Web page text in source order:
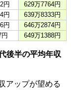
円
629万7764円
円
639万8333円
円
646万2874円
649万1388円
後半の平均年収
アップが望める